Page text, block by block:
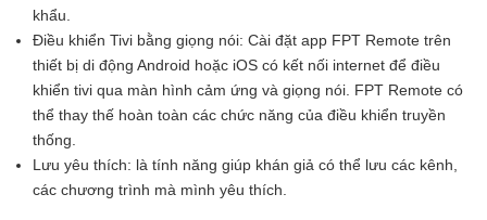
khẩu.
Điều khiển Tivi bằng giọng nói: Cài đặt app FPT Remote trên
thiết bị di động Android hoặc iOS có kết nối internet để điều
khiển tivi qua màn hình cảm ứng và giọng nói. FPT Remote có
thể thay thế hoàn toàn các chức năng của điều khiển truyền
thống.
Lưu yêu thích: là tính năng giúp khán giả có thể lưu các kênh,
các chương trình mà mình yêu thích.